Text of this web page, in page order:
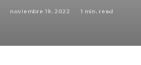
noviembre 19, 2022 1 min. read